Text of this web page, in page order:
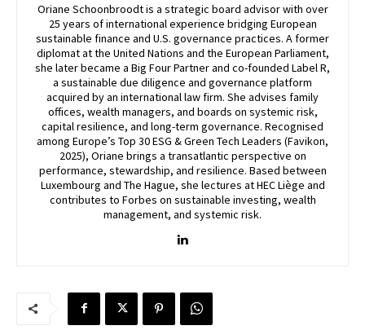
Oriane Schoonbroodt is a strategic board advisor with over
25 years of international experience bridging European
sustainable finance and U.S. governance practices. A former
diplomat at the United Nations and the European Parliament,
she later became a Big Four Partner and co-founded Label R,
a sustainable due diligence and governance platform
acquired by an international law firm. She advises family
offices, wealth managers, and boards on systemic risk,
capital resilience, and long-term governance. Recognised
among Europe’s Top 30 ESG & Green Tech Leaders (Favikon,
2025), Oriane brings a transatlantic perspective on
performance, stewardship, and resilience. Based between
Luxembourg and The Hague, she lectures at HEC Liège and
contributes to Forbes on sustainable investing, wealth
management, and systemic risk.